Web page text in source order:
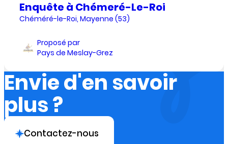
Enquête à Chémeré-Le-Roi
Chéméré-le-Roi, Mayenne (53)
Proposé par
Pays de Meslay-Grez
Envie d'en savoir
plus ?
Contactez-nous